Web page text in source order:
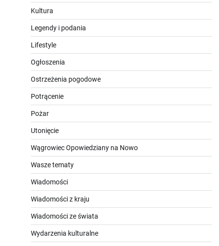
Kultura
Legendy i podania
Lifestyle
Ogłoszenia
Ostrzeżenia pogodowe
Potrącenie
Pożar
Utonięcie
Wągrowiec Opowiedziany na Nowo
Wasze tematy
Wiadomości
Wiadomości z kraju
Wiadomości ze świata
Wydarzenia kulturalne